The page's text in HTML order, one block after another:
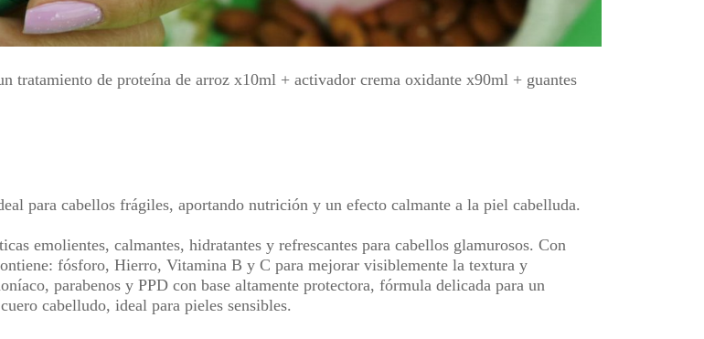
de proteína de arroz x10ml + activador crema oxidante x90ml + guantes
para cabellos frágiles, aportando nutrición y un efecto calmante a la piel cabelluda.
emolientes, calmantes, hidratantes y refrescantes para cabellos glamurosos. Con
fósforo, Hierro, Vitamina B y C para mejorar visiblemente la textura y
parabenos y PPD con base altamente protectora, fórmula delicada para un
cabelludo, ideal para pieles sensibles.